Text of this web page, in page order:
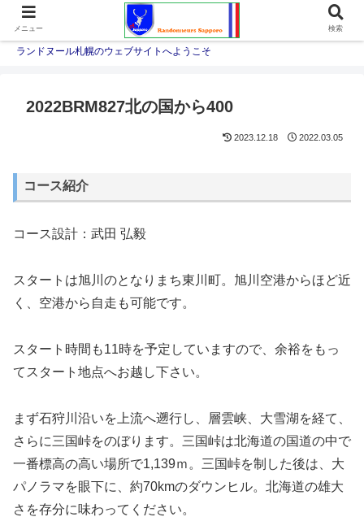
ランドヌール札幌のウェブサイトへようこそ
2022BRM827北の国から400
2023.12.18 2022.03.05
コース紹介
コース設計：武田 弘毅
スタートは旭川のとなりまち東川町。旭川空港からほど近
く、空港から自走も可能です。
スタート時間も11時を予定していますので、余裕をもっ
てスタート地点へお越し下さい。
まず石狩川沿いを上流へ遡行し、層雲峡、大雪湖を経て、
さらに三国峠をのぼります。三国峠は北海道の国道の中で
一番標高の高い場所で1,139ｍ。三国峠を制した後は、大
パノラマを眼下に、約70kmのダウンヒル。北海道の雄大
さを存分に味わってください。
メニュー 検索